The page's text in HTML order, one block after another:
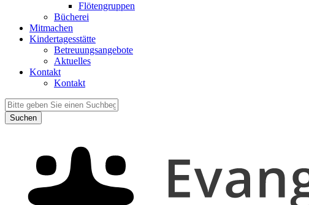
Flötengruppen
Bücherei
Mitmachen
Kindertagesstätte
Betreuungsangebote
Aktuelles
Kontakt
Kontakt
Suchen